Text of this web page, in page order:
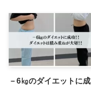
－6㎏のダイエットに成